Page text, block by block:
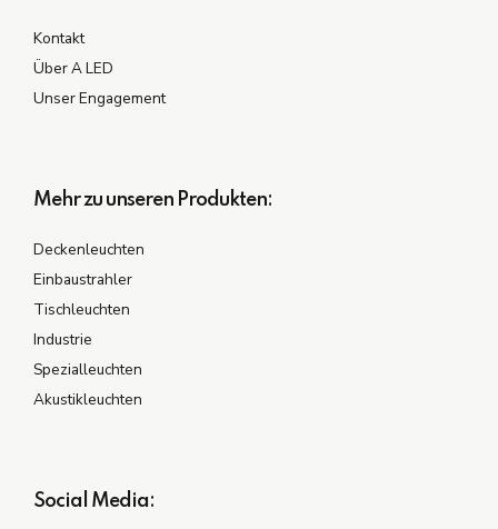
Kontakt
Über A LED
Unser Engagement
Mehr zu unseren Produkten:
Deckenleuchten
Einbaustrahler
Tischleuchten
Industrie
Spezialleuchten
Akustikleuchten
Social Media: